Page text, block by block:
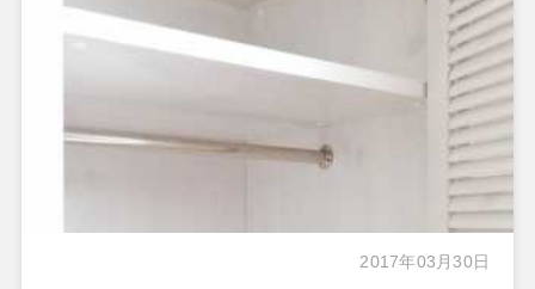
2017年03月30日